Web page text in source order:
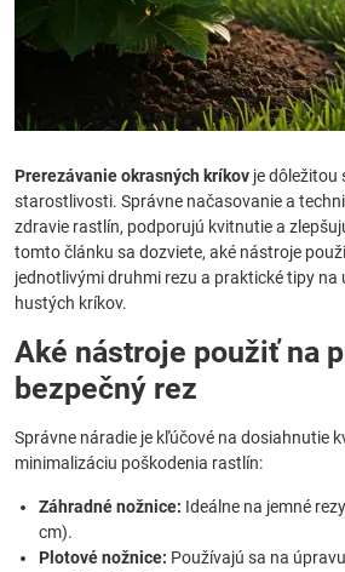
Prerezávanie okrasných kríkov je dôležitou
starostlivosti. Správne načasovanie a
zdravie rastlín, podporujú kvitnutie a
tomto článku sa dozviete, aké nástroje
jednotlivými druhmi rezu a praktické tipy na
hustých kríkov.
Aké nástroje použiť na
bezpečný rez
Správne náradie je kľúčové na dosiahnutie
minimalizáciu poškodenia rastlín:
Záhradné nožnice: Ideálne na jemné
cm).
Plotové nožnice: Používajú sa na